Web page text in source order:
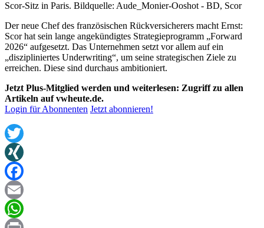
Scor-Sitz in Paris. Bildquelle: Aude_Monier-Ooshot - BD, Scor
Der neue Chef des französischen Rückversicherers macht Ernst:
Scor hat sein lange angekündigtes Strategieprogramm „Forward
2026“ aufgesetzt. Das Unternehmen setzt vor allem auf ein
„diszipliniertes Underwriting“, um seine strategischen Ziele zu
erreichen. Diese sind durchaus ambitioniert.
Jetzt Plus-Mitglied werden und weiterlesen: Zugriff zu allen
Artikeln auf vwheute.de.
Login für Abonnenten Jetzt abonnieren!
Twitter
XING
Facebook
Email